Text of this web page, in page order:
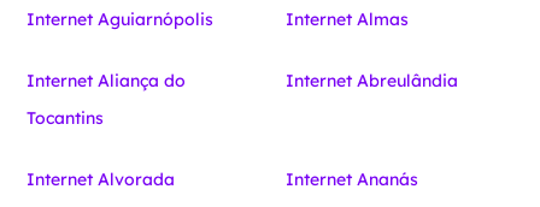
Internet Aguiarnópolis Internet Almas
Internet Aliança do
Tocantins
Internet Abreulândia
Internet Alvorada Internet Ananás